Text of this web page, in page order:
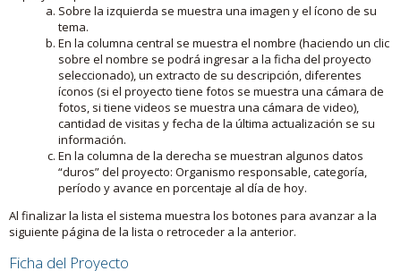
Sobre la izquierda se muestra una imagen y el ícono de su
tema.
En la columna central se muestra el nombre (haciendo un clic
sobre el nombre se podrá ingresar a la ficha del proyecto
seleccionado), un extracto de su descripción, diferentes
íconos (si el proyecto tiene fotos se muestra una cámara de
fotos, si tiene videos se muestra una cámara de video),
cantidad de visitas y fecha de la última actualización se su
información.
En la columna de la derecha se muestran algunos datos
“duros” del proyecto: Organismo responsable, categoría,
período y avance en porcentaje al día de hoy.
Al finalizar la lista el sistema muestra los botones para avanzar a la
siguiente página de la lista o retroceder a la anterior.
Ficha del Proyecto